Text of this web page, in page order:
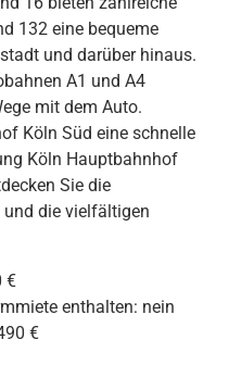
132 eine bequeme
und darüber hinaus.
A1 und A4
mit dem Auto.
Köln Süd eine schnelle
Köln Hauptbahnhof
Sie die
die vielfältigen
€
enthalten: nein
€